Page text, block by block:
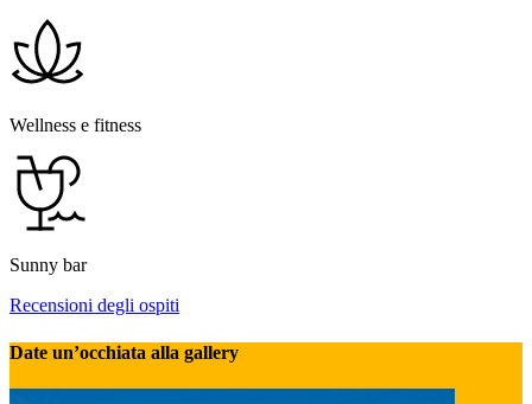
Wellness e fitness
Sunny bar
Recensioni degli ospiti
Date un’occhiata alla gallery